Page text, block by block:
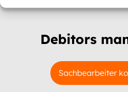
Debitors
Sachbearbeiter